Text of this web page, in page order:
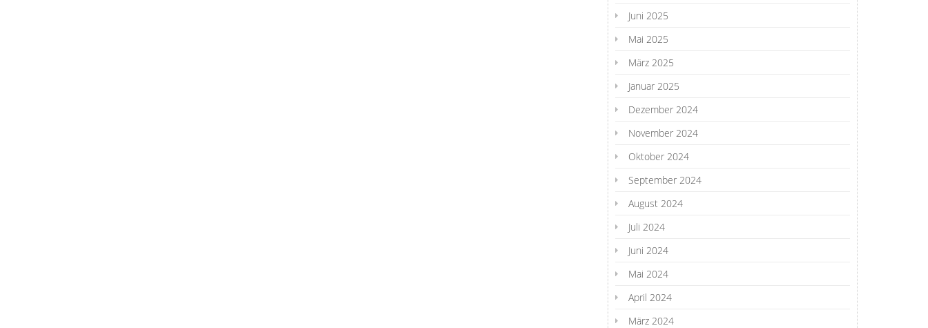
Juni 2025
Mai 2025
März 2025
Januar 2025
Dezember 2024
November 2024
Oktober 2024
September 2024
August 2024
Juli 2024
Juni 2024
Mai 2024
April 2024
März 2024